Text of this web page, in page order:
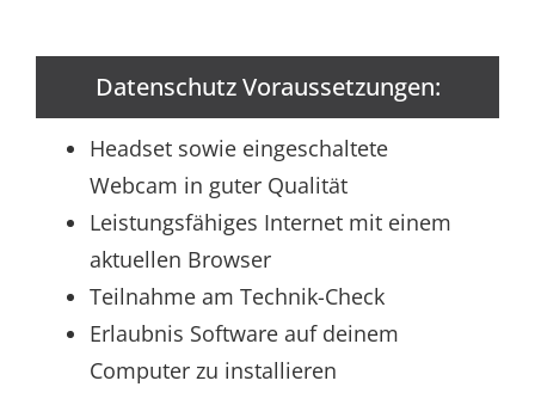
Datenschutz Voraussetzungen:
Headset sowie eingeschaltete
Webcam in guter Qualität
Leistungsfähiges Internet mit einem
aktuellen Browser
Teilnahme am Technik-Check
Erlaubnis Software auf deinem
Computer zu installieren